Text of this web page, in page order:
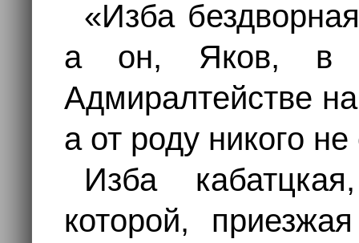
«Изба
а он, Яков, в
Адмиралтействе
а от роду никого
Изба
которой,